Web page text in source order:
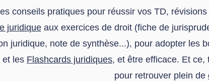
conseils pratiques pour réussir vos TD,
juridiqueaux exercices de droit (fiche de
juridique, note de synthèse...), pour adopter les
et les Flashcards juridiques, et être efficace. Et ce,
pour retrouver plein de